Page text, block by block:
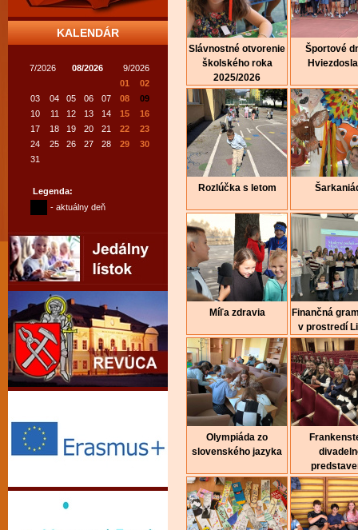
KALENDÁR
7/2026 08/2026
9/2026
01
02
03
04 05 06 07 08
09
10
11 12 13 14 15
16
17
18 19 20 21 22
23
24
25 26 27 28 29
30
31
Legenda:
- aktuálny deň
Slávnostné otvorenie
školského roka
2025/2026
Športové
Rozlúčka s letom
Míľa zdravia
Finančná
v prostredí
Olympiáda zo
slovenského jazyka